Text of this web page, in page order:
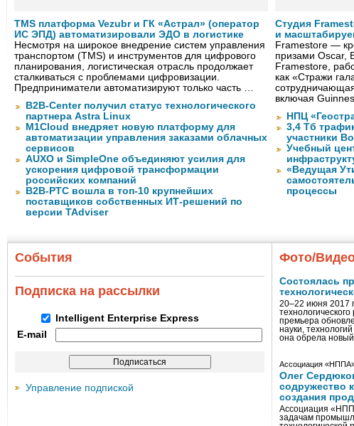
TMS платформа Vezubr и ГК «Астрал» (оператор
ИС ЭПД) автоматизировали ЭДО в логистике
Несмотря на широкое внедрение систем управления
транспортом (TMS) и инструментов для цифрового
планирования, логистическая отрасль продолжает
сталкиваться с проблемами цифровизации.
Предприниматели автоматизируют только часть …
B2B-Center получил статус технологического
партнера Astra Linux
M1Cloud внедряет новую платформу для
автоматизации управления заказами облачных
сервисов
AUXO и SimpleOne объединяют усилия для
ускорения цифровой трансформации
российских компаний
B2B-РТС вошла в топ-10 крупнейших
поставщиков собственных ИТ-решений по
версии TAdviser
Студия
и
Framestore —
призами Oscar,
Framestore,
как «Стражи
включая
НПЦ
3,4 Тб
участники
Учебный
«Ведущая
процессы
События
Подписка на рассылки
Intelligent Enterprise Express
E-mail
Управление подпиской
Фото/
Состоялась
20–22 июня 2017
премьера
науки,
она обрела
Ассоциация
Олег
содружество
создания
Ассоциация
задачам